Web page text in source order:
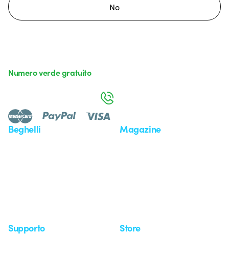
No
Beghelli Magazine
Supporto Store
Numero verde gratuito